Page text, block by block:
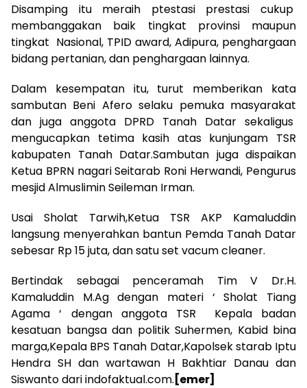
Disamping itu meraih ptestasi prestasi cukup
membanggakan baik tingkat provinsi maupun
tingkat Nasional, TPID award, Adipura, penghargaan
bidang pertanian, dan penghargaan lainnya.
Dalam kesempatan itu, turut memberikan kata
sambutan Beni Afero selaku pemuka masyarakat
dan juga anggota DPRD Tanah Datar sekaligus
mengucapkan tetima kasih atas kunjungam TSR
kabupaten Tanah Datar.Sambutan juga dispaikan
Ketua BPRN nagari Seitarab Roni Herwandi, Pengurus
mesjid Almuslimin Seileman Irman.
Usai Sholat Tarwih,Ketua TSR AKP Kamaluddin
langsung menyerahkan bantun Pemda Tanah Datar
sebesar Rp 15 juta, dan satu set vacum cleaner.
Bertindak sebagai penceramah Tim V Dr.H.
Kamaluddin M.Ag dengan materi ‘ Sholat Tiang
Agama ‘ dengan anggota TSR Kepala badan
kesatuan bangsa dan politik Suhermen, Kabid bina
marga,Kepala BPS Tanah Datar,Kapolsek starab Iptu
Hendra SH dan wartawan H Bakhtiar Danau dan
Siswanto dari indofaktual.com. [emer]